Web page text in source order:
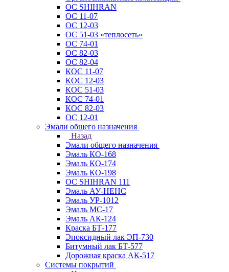
ОС SHIHRAN
ОС 11-07
ОС 12-03
ОС 51-03 «теплосеть»
ОС 74-01
ОС 82-03
ОС 82-04
КОС 11-07
КОС 12-03
КОС 51-03
КОС 74-01
КОС 82-03
ОС 12-01
Эмали общего назначения
Назад
Эмали общего назначения
Эмаль КО-168
Эмаль КО-174
Эмаль КО-198
ОС SHIHRAN 111
Эмаль АУ-НЕНС
Эмаль УР-1012
Эмаль МС-17
Эмаль АК-124
Краска БТ-177
Эпоксидный лак ЭП-730
Битумный лак БТ-577
Дорожная краска АК-517
Системы покрытий